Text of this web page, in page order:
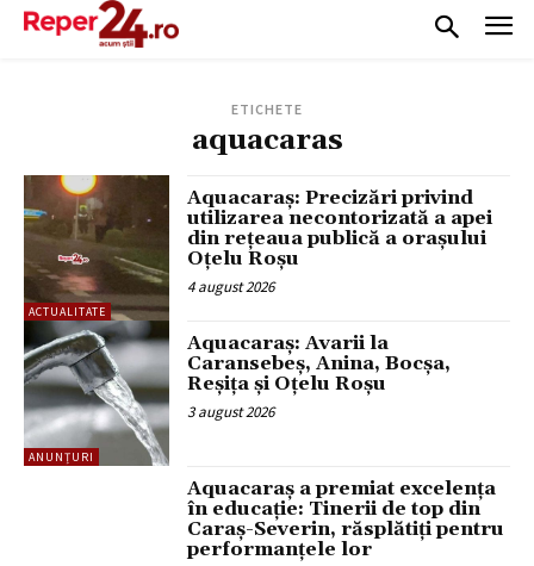
ETICHETE
aquacaras
ACTUALITATE
Aquacaraș: Precizări privind
utilizarea necontorizată a apei
din rețeaua publică a orașului
Oțelu Roșu
4 august 2026
ANUNȚURI
Aquacaraș: Avarii la
Caransebeș, Anina, Bocșa,
Reșița și Oțelu Roșu
3 august 2026
Aquacaraș a premiat excelența
în educație: Tinerii de top din
Caraș-Severin, răsplătiți pentru
performanțele lor